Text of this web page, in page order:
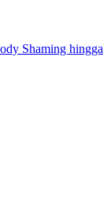
Shaming hingga